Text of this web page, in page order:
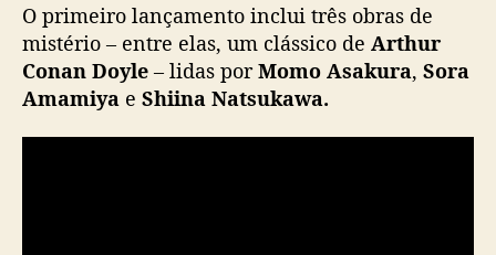
o
q
u
O primeiro lançamento inclui três obras de
mistério – entre elas, um clássico de Arthur
Conan Doyle – lidas porMomo Asakura, Sora
Amamiya e Shiina Natsukawa.